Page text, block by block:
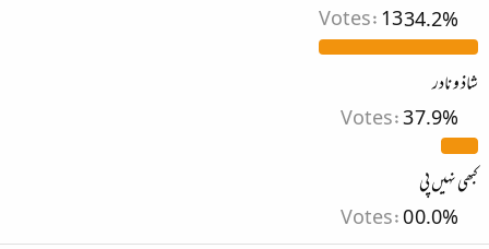
Votes:1334.2%
شاذ و نادر
Votes:37.9%
کبھی نہیں پی
Votes:00.0%